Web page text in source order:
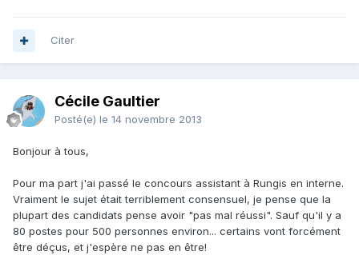
Citer
Cécile Gaultier
Posté(e) le 14 novembre 2013
Bonjour à tous,
Pour ma part j'ai passé le concours assistant à Rungis en interne.
Vraiment le sujet était terriblement consensuel, je pense que la
plupart des candidats pense avoir "pas mal réussi". Sauf qu'il y a
80 postes pour 500 personnes environ... certains vont forcément
être déçus, et j'espère ne pas en être!